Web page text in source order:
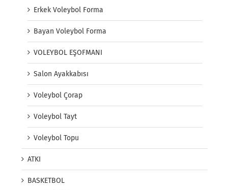
Erkek Voleybol Forma
Bayan Voleybol Forma
VOLEYBOL EŞOFMANI
Salon Ayakkabısı
Voleybol Çorap
Voleybol Tayt
Voleybol Topu
ATKI
BASKETBOL